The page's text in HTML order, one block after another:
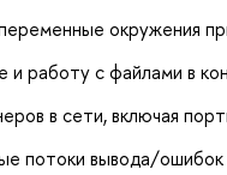
окружения
и работу с файлами в
в сети, включая
потоки вывода/